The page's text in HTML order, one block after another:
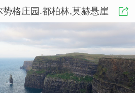
格庄园.都柏林,莫赫悬崖